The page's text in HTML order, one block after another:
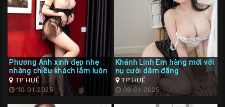
Phương Anh xinh đẹp nhẹ
nhàng chiều khách lắm luôn
TP HUẾ
10-01-2025
Khánh Linh Em hàng mới với
nụ cười dâm đãng
TP HUẾ
08-01-2025